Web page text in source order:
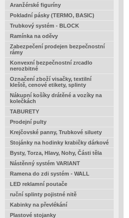
Aranžérské figuríny
Pokladní pásky (TERMO, BASIC)
Trubkový systém - BLOCK
Ramínka na oděvy
Zabezpečení prodejen bezpečnostní
rámy
Konvexní bezpečnostní zrcadlo
nerozbitné
Označení zboží visačky, textilní
kleště, cenové etikety, splinty
Nákupní košíky drátěné a vozíky na
kolečkách
TABURETY
Prodejní pulty
Krejčovské panny, Trubkové siluety
Stojánky na hodinky krabičky dárkové
Bysty, Torza, Hlavy, Nohy, Části těla
Nástěnný systém VARIANT
Ramena do zdi systém - WALL
LED reklamní poutače
ruční splinty pojistné nitě
Kabinky na převlékání
Plastové stojanky